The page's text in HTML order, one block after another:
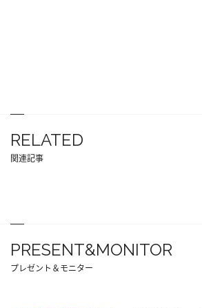
RELATED
関連記事
PRESENT&MONITOR
プレゼント＆モニター